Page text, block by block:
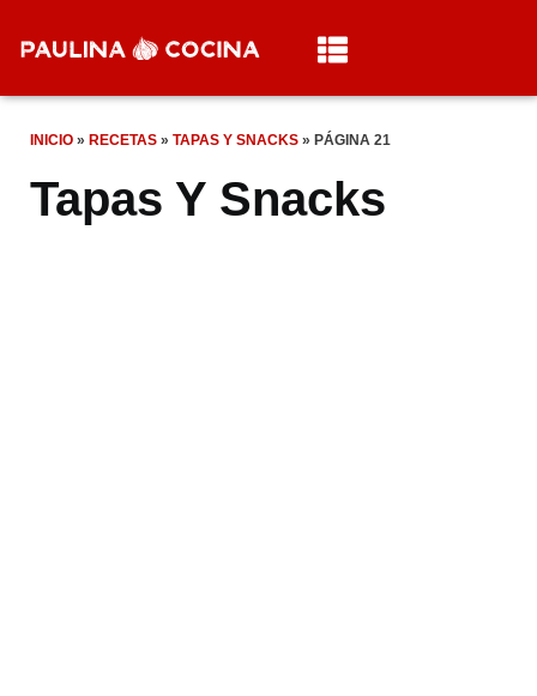
INICIO » RECETAS » TAPAS Y SNACKS » PÁGINA 21
Tapas Y Snacks